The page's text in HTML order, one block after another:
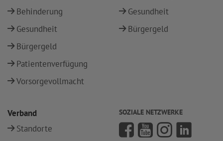
Behinderung
Gesundheit
Bürgergeld
Patientenverfügung
Vorsorgevollmacht
Gesundheit
Bürgergeld
Verband
Standorte
SOZIALE NETZWERKE